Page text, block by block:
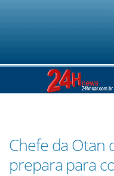
Notícias
Chefe da Otan
prepara para